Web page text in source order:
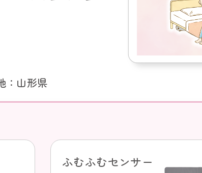
簡易ナースコール
トコール
コールスイッチ
簡易ナースコール
超音波センサー
：山形県
ふむふむセンサー